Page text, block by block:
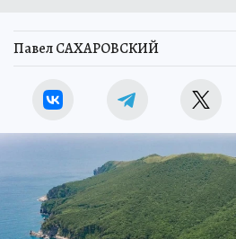
Павел САХАРОВСКИЙ